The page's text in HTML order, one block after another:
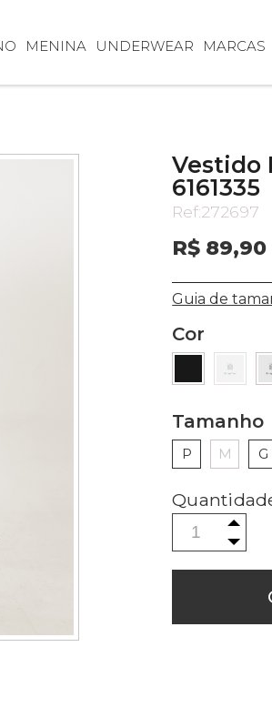
MARCAS
MENINA UNDERWEAR
Vestido
6161335
Ref:272697
R$ 89,90
Guia de
Cor
Tamanho
P M G